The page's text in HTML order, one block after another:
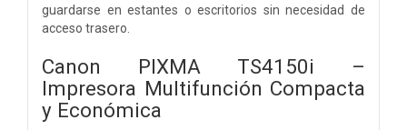
guardarse en estantes o escritorios sin necesidad de
acceso trasero.
Canon PIXMA TS4150i –
Impresora Multifunción Compacta
y Económica